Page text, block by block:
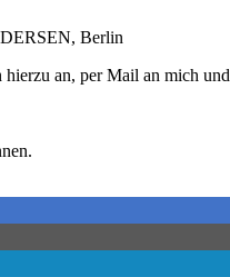
Berlin
an, per Mail an mich und